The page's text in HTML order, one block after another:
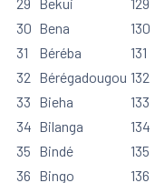
30
31
32
33
34
35
36
Bena
Béréba
Bérégadougou
Bieha
Bilanga
Bindé
Bingo
130
131
132
133
134
135
136